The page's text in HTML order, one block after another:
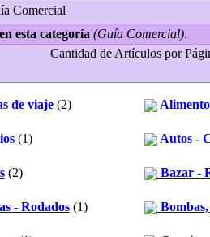
Comercial
esta categoría (Guía Comercial).
Cantidad de Artículos por
de viaje(2)
(1) Autos -
(2) Bazar -
- Rodados(1) Bombas,